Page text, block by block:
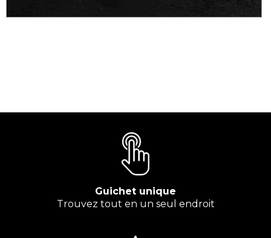
Guichet unique
Trouvez tout en un seul endroit